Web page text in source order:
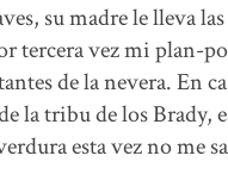
su madre le lleva las
tercera vez mi plan-
de la nevera. En
la tribu de los Brady,
esta vez no me